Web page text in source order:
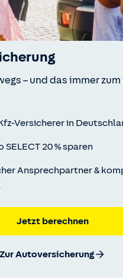
– und das immer
Versicherer in
SELECT 20 % sparen
Ansprechpartner &
Jetzt berechnen
Zur Autoversicherung